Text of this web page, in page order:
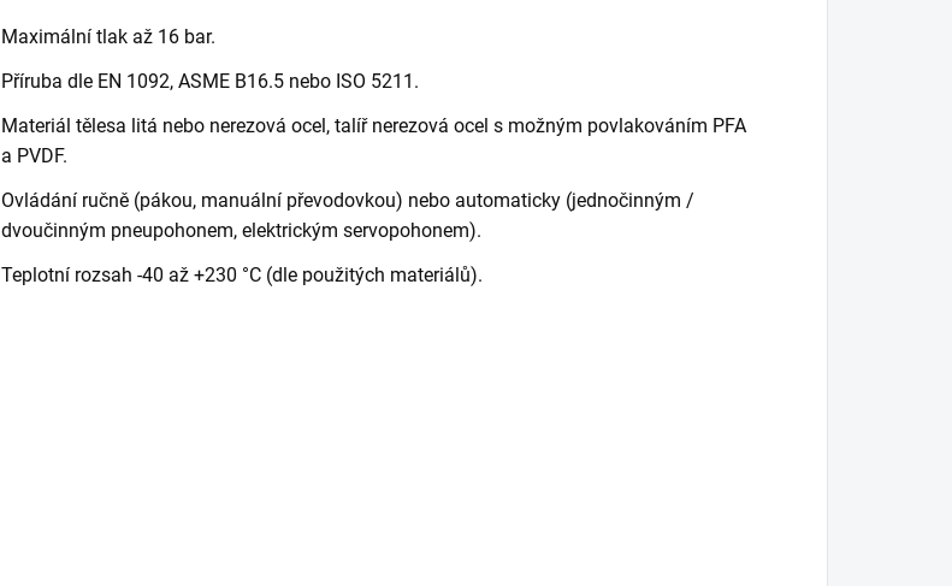
Maximální tlak až 16 bar.
Příruba dle EN 1092, ASME B16.5 nebo ISO 5211.
Materiál tělesa litá nebo nerezová ocel, talíř nerezová ocel s možným povlakováním PFA
a PVDF.
Ovládání ručně (pákou, manuální převodovkou) nebo automaticky (jednočinným /
dvoučinným pneupohonem, elektrickým servopohonem).
Teplotní rozsah -40 až +230 °C (dle použitých materiálů).